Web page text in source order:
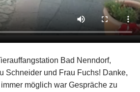
Bad Nenndorf,
Schneider und Frau Fuchs! Danke,
möglich war Gespräche zu